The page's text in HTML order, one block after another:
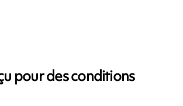
pour des conditions